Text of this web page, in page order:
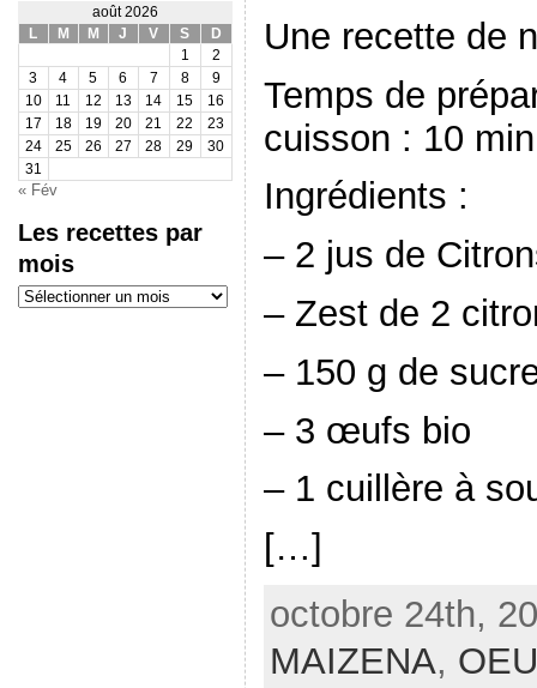
août 2026
L
M M J V S
D
1
2
3
4 5 6 7 8
9
10
11 12 13 14 15
16
17
18 19 20 21 22
23
24
25 26 27 28 29
30
31
« Fév
Les recettes par
mois
Les
recettes
Une recette de
Temps de
cuisson : 10
Ingrédients :
– 2 jus de
– Zest de 2
– 150 g de
– 3 œufs bio
– 1 cuillère à
[…]
octobre 24th,
MAIZENA,